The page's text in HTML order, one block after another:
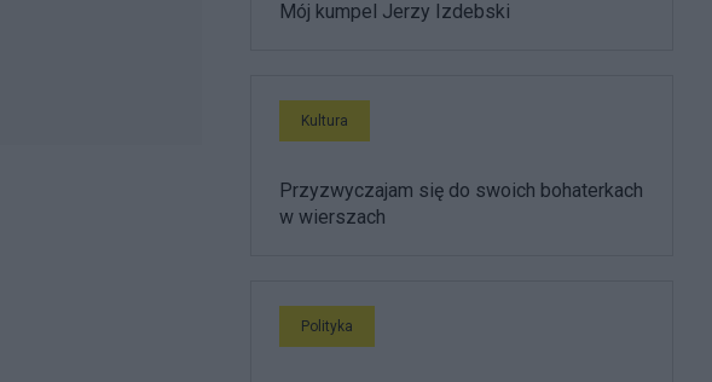
Mój kumpel Jerzy Izdebski
Kultura
Przyzwyczajam się do swoich bohaterkach
w wierszach
Polityka